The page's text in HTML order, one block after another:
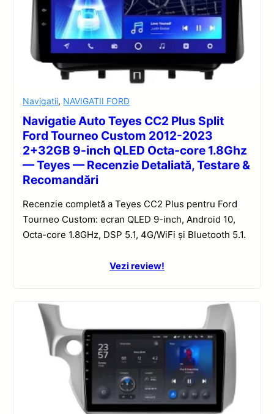
Navigatii, NAVIGATII FORD
Navigatie Auto Teyes CC2 Plus Split
Ford Tourneo Custom 2012-2023
2+32GB 9-inch QLED Octa-core 1.8Ghz
— Teyes — Recenzie Detaliată, Testare &
Recomandări
Recenzie completă a Teyes CC2 Plus pentru Ford
Tourneo Custom: ecran QLED 9-inch, Android 10,
Octa-core 1.8GHz, DSP 5.1, 4G/WiFi și Bluetooth 5.1.
Vezi review!